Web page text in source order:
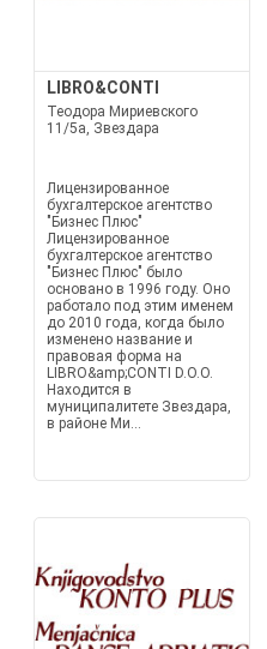
LIBRO&CONTI
Теодора Мириевского
11/5а, Звездара
Лицензированное
бухгалтерское агентство
"Бизнес Плюс"
Лицензированное
бухгалтерское агентство
"Бизнес Плюс" было
основано в 1996 году. Оно
работало под этим именем
до 2010 года, когда было
изменено название и
правовая форма на
LIBRO&amp;CONTI D.O.O.
Находится в
муниципалитете Звездара,
в районе Ми...